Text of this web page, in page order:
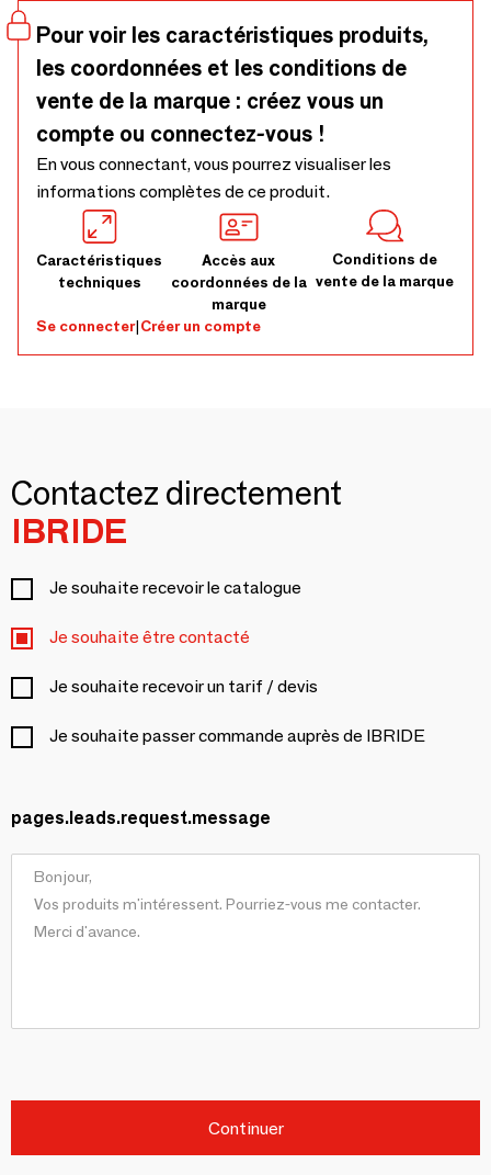
Pour voir les caractéristiques produits,
les coordonnées et les conditions de
vente de la marque : créez vous un
compte ou connectez-vous !
En vous connectant, vous pourrez visualiser les
informations complètes de ce produit.
Caractéristiques
techniques
Accès aux
coordonnées de la
marque
Conditions de
vente de la marque
Se connecter|Créer un compte
Contactez directement
IBRIDE
Je souhaite recevoir le catalogue
Je souhaite être contacté
Je souhaite recevoir un tarif / devis
Je souhaite passer commande auprès de IBRIDE
pages.leads.request.message
Continuer